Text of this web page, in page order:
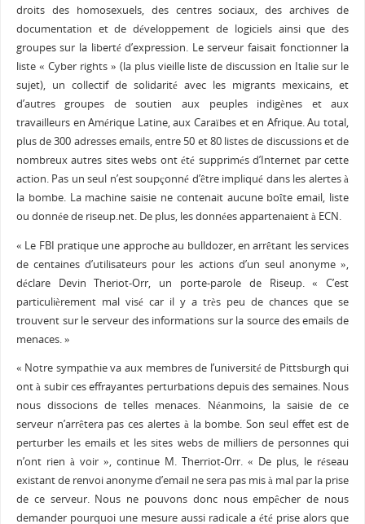
droits des homosexuels, des centres sociaux, des archives de
documentation et de développement de logiciels ainsi que des
groupes sur la liberté d’expression. Le serveur faisait fonctionner la
liste « Cyber rights » (la plus vieille liste de discussion en Italie sur le
sujet), un collectif de solidarité avec les migrants mexicains, et
d’autres groupes de soutien aux peuples indigènes et aux
travailleurs en Amérique Latine, aux Caraïbes et en Afrique. Au total,
plus de 300 adresses emails, entre 50 et 80 listes de discussions et de
nombreux autres sites webs ont été supprimés d’Internet par cette
action. Pas un seul n’est soupçonné d’être impliqué dans les alertes à
la bombe. La machine saisie ne contenait aucune boîte email, liste
ou donnée de riseup.net. De plus, les données appartenaient à ECN.
« Le FBI pratique une approche au bulldozer, en arrêtant les services
de centaines d’utilisateurs pour les actions d’un seul anonyme »,
déclare Devin Theriot-Orr, un porte-parole de Riseup. « C’est
particulièrement mal visé car il y a très peu de chances que se
trouvent sur le serveur des informations sur la source des emails de
menaces. »
« Notre sympathie va aux membres de l’université de Pittsburgh qui
ont à subir ces effrayantes perturbations depuis des semaines. Nous
nous dissocions de telles menaces. Néanmoins, la saisie de ce
serveur n’arrêtera pas ces alertes à la bombe. Son seul effet est de
perturber les emails et les sites webs de milliers de personnes qui
n’ont rien à voir », continue M. Therriot-Orr. « De plus, le réseau
existant de renvoi anonyme d’email ne sera pas mis à mal par la prise
de ce serveur. Nous ne pouvons donc nous empêcher de nous
demander pourquoi une mesure aussi radicale a été prise alors que